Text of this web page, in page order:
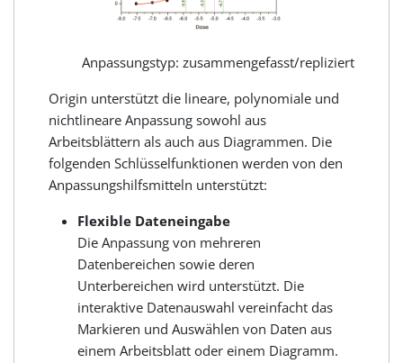
Anpassungstyp: zusammengefasst/repliziert
Origin unterstützt die lineare, polynomiale und
nichtlineare Anpassung sowohl aus
Arbeitsblättern als auch aus Diagrammen. Die
folgenden Schlüsselfunktionen werden von den
Anpassungshilfsmitteln unterstützt:
Flexible Dateneingabe
Die Anpassung von mehreren
Datenbereichen sowie deren
Unterbereichen wird unterstützt. Die
interaktive Datenauswahl vereinfacht das
Markieren und Auswählen von Daten aus
einem Arbeitsblatt oder einem Diagramm.